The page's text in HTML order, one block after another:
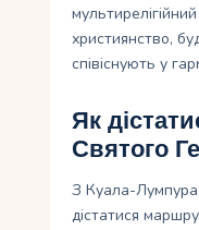
християнство,
співіснують у
Як
Святого
З Куала-
дістатися